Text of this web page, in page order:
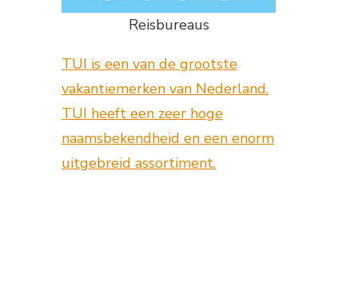
Reisbureaus
TUI is een van de grootste
vakantiemerken van Nederland.
TUI heeft een zeer hoge
naamsbekendheid en een enorm
uitgebreid assortiment.